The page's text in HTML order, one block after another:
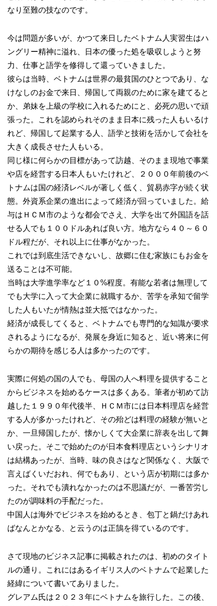
なり至難の技なのです。
今は問題が多いが、かつて来日したベトナム人実習生はハ
ングリー精神に溢れ、日本の優った処を吸収しようと努
力、仕事と語学を修得して還っていきました。
彼らは当時、ベトナムは世界の最貧国のひとつであり、な
けなしのお金で来日、帰国して両親のために家を建てると
か、弟妹を上級の学校に入れるためにと、必死の思いで頑
張った。これを認められそのまま日本に残った人もいるけ
れど、帰国して起業する人、語学と技術を活かして会社を
大きく成長させた人もいる。
同じ様に何らかの目標があって訪越、そのまま現地で事業
や店を経営する日本人もいたけれど、２０００年前後のベ
トナムは国の経済レベルが著しく低く、貿易赤字が続く状
態。外資系企業の進出によって経済が回っていました。給
与はＨＣＭ市のような都会でさえ、大学を出て外国語を話
せる人でも１００ドルあれば良い方。地方なら４０～６０
ドル程だが、それ以上に仕事がなかった。
これでは到底生活できないし、故郷に住む家族にもお金を
送ることは不可能。
当時は大学進学率など１０%程度。有能な若者は無理して
でも大学に入って大企業に就職するか、苦学を承知で留学
した人もいたが情熱は並大抵ではなかった。
経済が成長してくると、ベトナムでも専門的な知識が要求
されるようになるが、発展を身近に知ると、近い将来に何
らかの期待を感じる人は多かったのです。
実際に何処の国の人でも、母国の人へ料理を提供すること
からビジネスを始めるケースは多くある。筆者が初めて訪
越した１９９０年代後半、ＨＣＭ市には日本料理店を経営
する人が多かったけれど、その殆どは料理の経験が無いと
か、一旦帰国したが、懐かしくて大企業に辞表を出して舞
い戻った。そこで始めたのが日本食料理店というシナリオ
は結構あったが、当時、味の良さはなど関係なく、大阪で
言えばくいだおれ、何でもあり、という店が初期には多か
った。それでも潰れなかったのは不思議だが、一番苦労し
たのが調味料の手配だった。
中国人は海外でビジネスを始めるとき、包丁と鍋だけあれ
ばなんとかなる、と云うのは正鵠を得ているのです。
さて現地のビジネス記事に掲載されたのは、初めのタイト
ルの通り。これにはあるイギリス人のベトナムで起業した
経緯について書いてありました。
グレアム氏は２０２３年にベトナムを旅行した。この後、